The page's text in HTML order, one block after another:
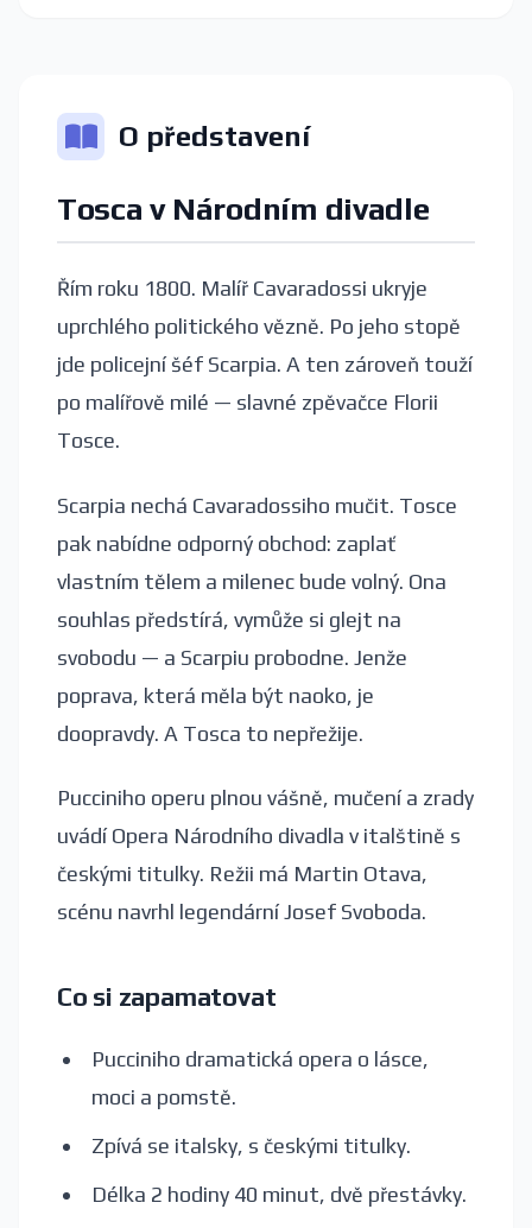
O představení
Tosca v Národním divadle
Řím roku 1800. Malíř Cavaradossi ukryje
uprchlého politického vězně. Po jeho stopě
jde policejní šéf Scarpia. A ten zároveň touží
po malířově milé — slavné zpěvačce Florii
Tosce.
Scarpia nechá Cavaradossiho mučit. Tosce
pak nabídne odporný obchod: zaplať
vlastním tělem a milenec bude volný. Ona
souhlas předstírá, vymůže si glejt na
svobodu — a Scarpiu probodne. Jenže
poprava, která měla být naoko, je
doopravdy. A Tosca to nepřežije.
Pucciniho operu plnou vášně, mučení a zrady
uvádí Opera Národního divadla v italštině s
českými titulky. Režii má Martin Otava,
scénu navrhl legendární Josef Svoboda.
Co si zapamatovat
Pucciniho dramatická opera o lásce,
moci a pomstě.
Zpívá se italsky, s českými titulky.
Délka 2 hodiny 40 minut, dvě přestávky.